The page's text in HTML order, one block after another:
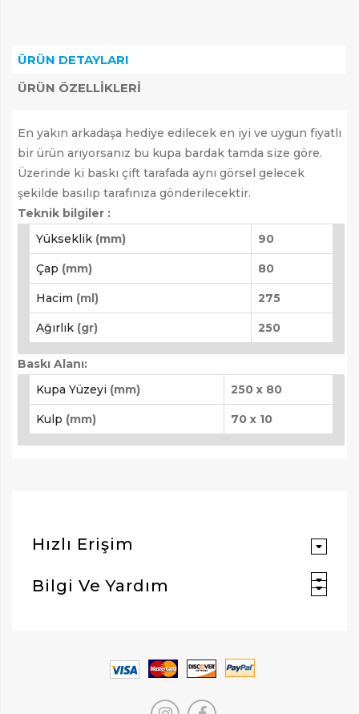
ÜRÜN DETAYLARI
ÜRÜN ÖZELLIKLERI
En yakın arkadaşa hediye edilecek en iyi ve uygun fiyatlı
bir ürün arıyorsanız bu kupa bardak tamda size göre.
Üzerinde ki baskı çift tarafada aynı görsel gelecek
şekilde basılıp tarafınıza gönderilecektir.
Teknik bilgiler :
Yükseklik (mm) 90
Çap (mm) 80
Hacim (ml) 275
Ağırlık (gr) 250
Baskı Alanı:
Kupa Yüzeyi (mm) 250 x 80
Kulp (mm) 70 x 10
Hızlı Erişim
Bilgi Ve Yardım